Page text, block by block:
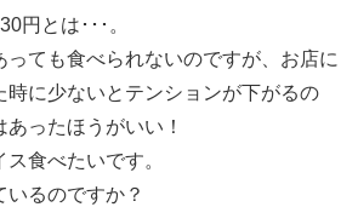
円とは･･･。
っても食べられないのですが、お店に
時に少ないとテンションが下がるの
ったほうがいい！
食べたいです。
いるのですか？